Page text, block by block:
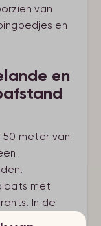
van
en
en
meter van
met
In de